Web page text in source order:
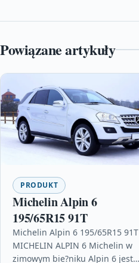
Powiązane artykuły
PRODUKT
Michelin Alpin 6
195/65R15 91T
Michelin Alpin 6 195/65R15 91T
MICHELIN ALPIN 6 Michelin w
zimowym bie?niku Alpin 6 jest